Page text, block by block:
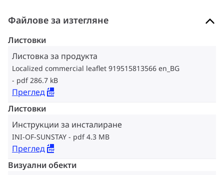
Файлове за изтегляне
Листовки
Листовка за продукта
Localized commercial leaflet 919515813566 en_BG
pdf 286.7 kB
Преглед
Листовки
Инструкции за инсталиране
INI-OF-SUNSTAY pdf 4.3 MB
Преглед
Визуални обекти